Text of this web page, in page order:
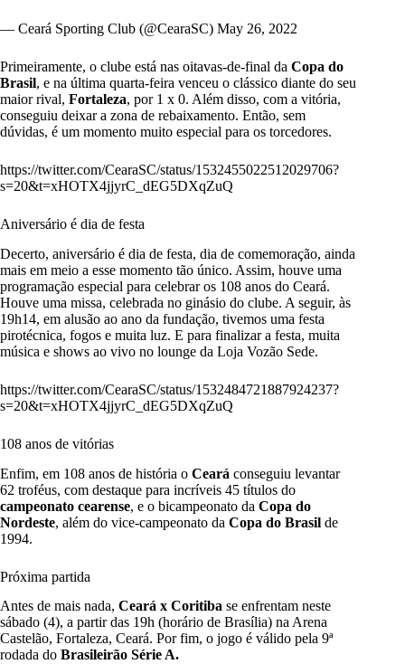
— Ceará Sporting Club (@CearaSC) May 26, 2022
Primeiramente, o clube está nas oitavas-de-final da Copa do
Brasil, e na última quarta-feira venceu o clássico diante do seu
maior rival, Fortaleza, por 1 x 0. Além disso, com a vitória,
conseguiu deixar a zona de rebaixamento. Então, sem
dúvidas, é um momento muito especial para os torcedores.
https://twitter.com/CearaSC/status/1532455022512029706?
s=20&t=xHOTX4jjyrC_dEG5DXqZuQ
Aniversário é dia de festa
Decerto, aniversário é dia de festa, dia de comemoração, ainda
mais em meio a esse momento tão único. Assim, houve uma
programação especial para celebrar os 108 anos do Ceará.
Houve uma missa, celebrada no ginásio do clube. A seguir, às
19h14, em alusão ao ano da fundação, tivemos uma festa
pirotécnica, fogos e muita luz. E para finalizar a festa, muita
música e shows ao vivo no lounge da Loja Vozão Sede.
https://twitter.com/CearaSC/status/1532484721887924237?
s=20&t=xHOTX4jjyrC_dEG5DXqZuQ
108 anos de vitórias
Enfim, em 108 anos de história o Ceará conseguiu levantar
62 troféus, com destaque para incríveis 45 títulos do
campeonato cearense, e o bicampeonato da Copa do
Nordeste, além do vice-campeonato da Copa do Brasil de
1994.
Próxima partida
Antes de mais nada, Ceará x Coritiba se enfrentam neste
sábado (4), a partir das 19h (horário de Brasília) na Arena
Castelão, Fortaleza, Ceará. Por fim, o jogo é válido pela 9ª
rodada do Brasileirão Série A.